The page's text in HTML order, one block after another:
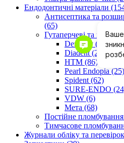
Ендодонтичні матеріали
Антисептика та
(65)
Гутаперчеві та
Dentsply (20)
Diadent (25)
HTM (86)
Pearl Endopia (25)
Spident (62)
SURE-ENDO
VDW (6)
Мета (68)
Постійне
Тимчасове
Журнали обліку та